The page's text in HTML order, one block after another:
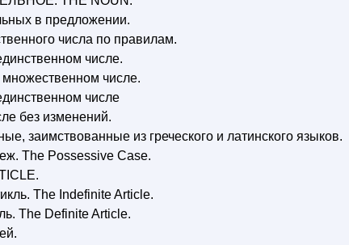
в предложении.
числа по правилам.
числе.
числе.
числе
без изменений.
заимствованные из греческого и латинского языков.
The Possessive Case.
The Indefinite Article.
The Definite Article.